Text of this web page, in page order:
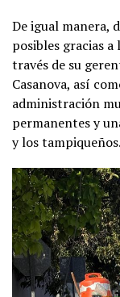
De igual manera,
posibles gracias
través de su
Casanova, así
administración
permanentes y
y los tampiqueños.